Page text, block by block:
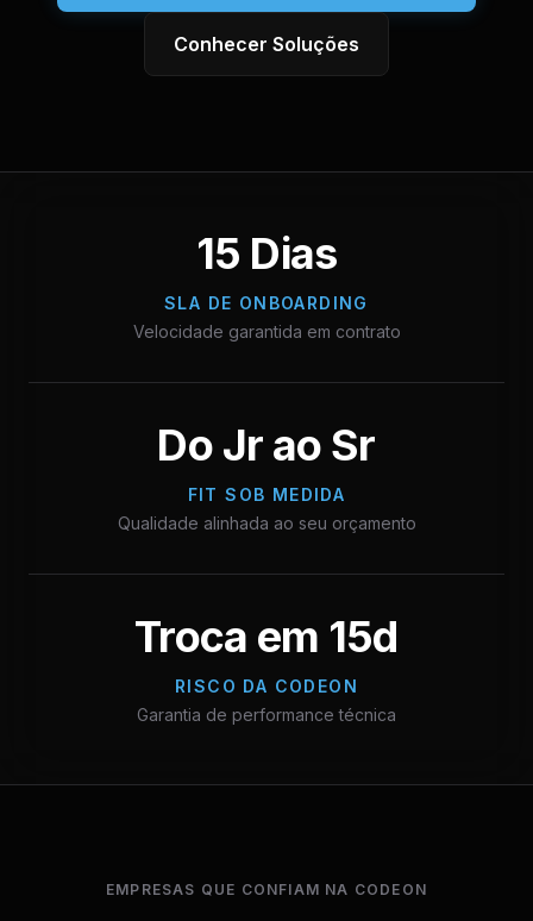
Conhecer Soluções
15 Dias
SLA DE ONBOARDING
Velocidade garantida em contrato
Do Jr ao Sr
FIT SOB MEDIDA
Qualidade alinhada ao seu orçamento
Troca em 15d
RISCO DA CODEON
Garantia de performance técnica
EMPRESAS QUE CONFIAM NA CODEON